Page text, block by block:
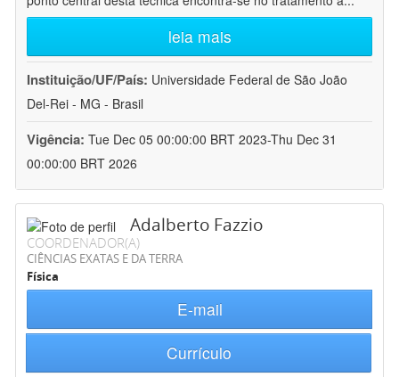
leia mais
Instituição/UF/País: Universidade Federal de São João
Del-Rei - MG - Brasil
Vigência: Tue Dec 05 00:00:00 BRT 2023-Thu Dec 31
00:00:00 BRT 2026
Adalberto Fazzio
COORDENADOR(A)
CIÊNCIAS EXATAS E DA TERRA
Física
E-mail
Currículo